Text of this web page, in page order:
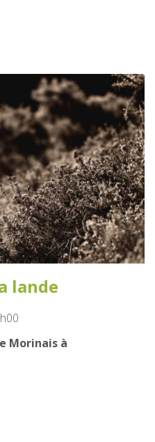
lande
Morinais à